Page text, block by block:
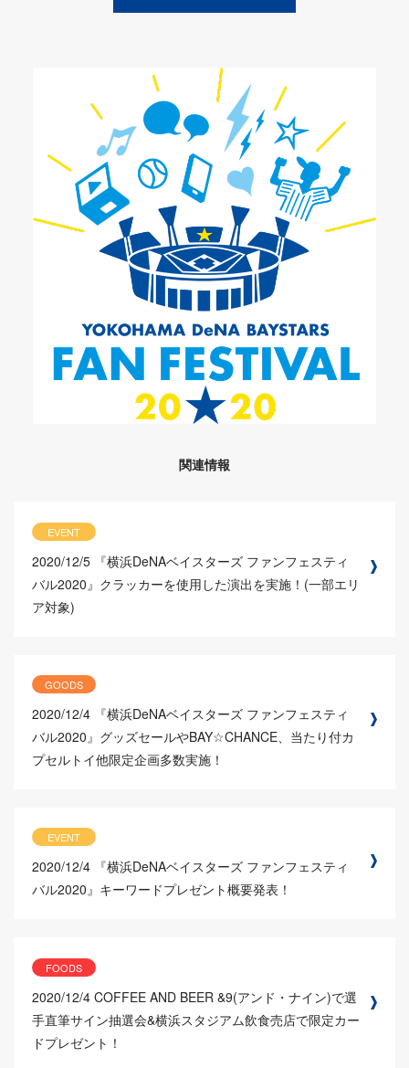
関連情報
EVENT
2020/12/5 『横浜DeNAベイスターズ ファンフェスティ
バル2020』クラッカーを使用した演出を実施！(一部エリ
ア対象)
GOODS
2020/12/4 『横浜DeNAベイスターズ ファンフェスティ
バル2020』グッズセールやBAY☆CHANCE、当たり付カ
プセルトイ他限定企画多数実施！
EVENT
2020/12/4 『横浜DeNAベイスターズ ファンフェスティ
バル2020』キーワードプレゼント概要発表！
FOODS
2020/12/4 COFFEE AND BEER &9(アンド・ナイン)で選
手直筆サイン抽選会&横浜スタジアム飲食売店で限定カー
ドプレゼント！